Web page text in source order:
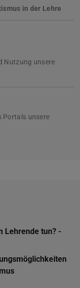
in der Lehre
Nutzung unsere
Portals unsere
Lehrende tun? -